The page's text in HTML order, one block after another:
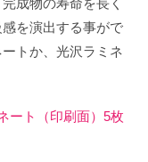
成物の寿命を長く
を演出する事がで
トか、光沢ラミネ
ート（印刷面）5枚